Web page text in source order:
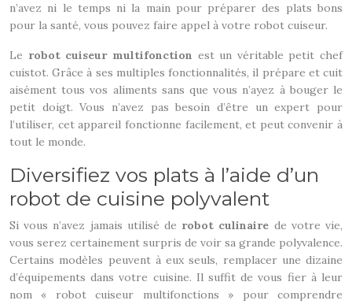
n’avez ni le temps ni la main pour préparer des plats bons
pour la santé, vous pouvez faire appel à votre robot cuiseur.
Le robot cuiseur multifonction est un véritable petit chef
cuistot. Grâce à ses multiples fonctionnalités, il prépare et cuit
aisément tous vos aliments sans que vous n’ayez à bouger le
petit doigt. Vous n’avez pas besoin d’être un expert pour
l’utiliser, cet appareil fonctionne facilement, et peut convenir à
tout le monde.
Diversifiez vos plats à l’aide d’un
robot de cuisine polyvalent
Si vous n’avez jamais utilisé de robot culinaire de votre vie,
vous serez certainement surpris de voir sa grande polyvalence.
Certains modèles peuvent à eux seuls, remplacer une dizaine
d’équipements dans votre cuisine. Il suffit de vous fier à leur
nom « robot cuiseur multifonctions » pour comprendre